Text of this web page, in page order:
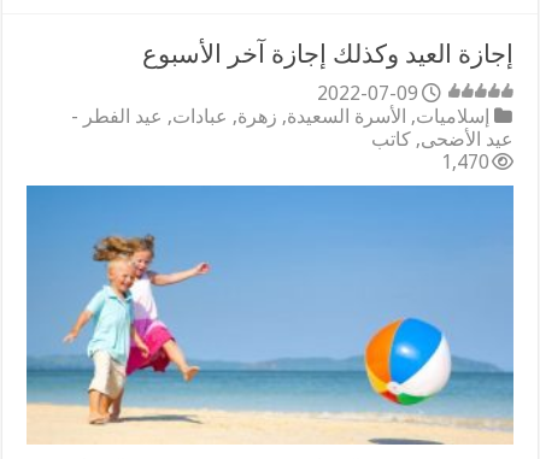
إجازة العيد وكذلك إجازة آخر الأسبوع
2022-07-09
إسلاميات, الأسرة السعيدة, زهرة, عبادات, عيد الفطر -
عيد الأضحى, كاتب
1,470